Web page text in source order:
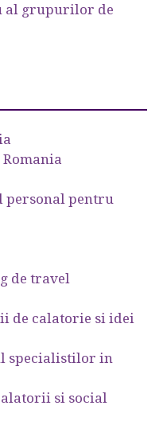
al grupurilor de
personal pentru
de travel
de calatorie si idei
specialistilor in
si social